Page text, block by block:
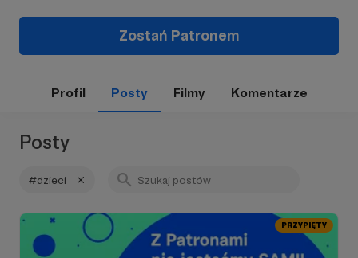
Zostań Patronem
Profil Posty Filmy Komentarze
Posty
#dzieci
PRZYPIĘTY